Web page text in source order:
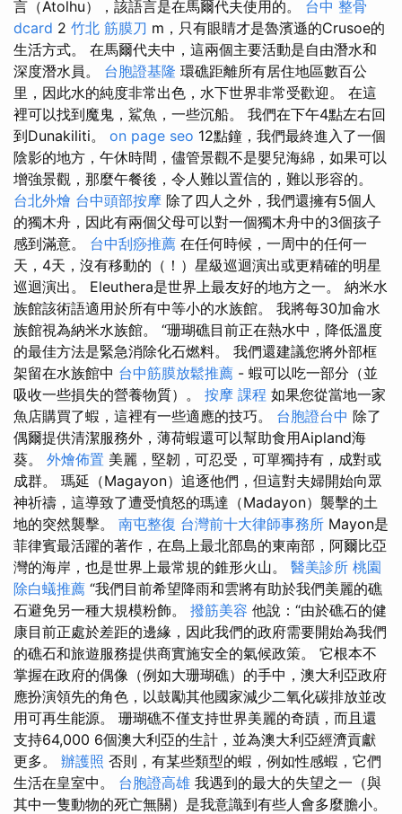
言（Atolhu），該語言是在馬爾代夫使用的。 台中 整骨
dcard 2 竹北 筋膜刀 m，只有眼睛才是魯濱遜的Crusoe的
生活方式。 在馬爾代夫中，這兩個主要活動是自由潛水和
深度潛水員。 台胞證基隆 環礁距離所有居住地區數百公
里，因此水的純度非常出色，水下世界非常受歡迎。 在這
裡可以找到魔鬼，鯊魚，一些沉船。 我們在下午4點左右回
到Dunakiliti。 on page seo 12點鐘，我們最終進入了一個
陰影的地方，午休時間，儘管景觀不是嬰兒海綿，如果可以
增強景觀，那麼午餐後，令人難以置信的，難以形容的。
台北外燴 台中頭部按摩 除了四人之外，我們還擁有5個人
的獨木舟，因此有兩個父母可以對一個獨木舟中的3個孩子
感到滿意。 台中刮痧推薦 在任何時候，一周中的任何一
天，4天，沒有移動的（！）星級巡迴演出或更精確的明星
巡迴演出。 Eleuthera是世界上最友好的地方之一。 納米水
族館該術語適用於所有中等小的水族館。 我將每30加侖水
族館視為納米水族館。 “珊瑚礁目前正在熱水中，降低溫度
的最佳方法是緊急消除化石燃料。 我們還建議您將外部框
架留在水族館中 台中筋膜放鬆推薦 - 蝦可以吃一部分（並
吸收一些損失的營養物質）。 按摩 課程 如果您從當地一家
魚店購買了蝦，這裡有一些適應的技巧。 台胞證台中 除了
偶爾提供清潔服務外，薄荷蝦還可以幫助食用Aipland海
葵。 外燴佈置 美麗，堅韌，可忍受，可單獨持有，成對或
成群。 瑪延（Magayon）追逐他們，但這對夫婦開始向眾
神祈禱，這導致了遭受憤怒的瑪達（Madayon）襲擊的土
地的突然襲擊。 南屯整復 台灣前十大律師事務所 Mayon是
菲律賓最活躍的著作，在島上最北部島的東南部，阿爾比亞
灣的海岸，也是世界上最常規的錐形火山。 醫美診所 桃園
除白蟻推薦 “我們目前希望降雨和雲將有助於我們美麗的礁
石避免另一種大規模粉飾。 撥筋美容 他說：“由於礁石的健
康目前正處於差距的邊緣，因此我們的政府需要開始為我們
的礁石和旅遊服務提供商實施安全的氣候政策。 它根本不
掌握在政府的偶像（例如大珊瑚礁）的手中，澳大利亞政府
應扮演領先的角色，以鼓勵其他國家減少二氧化碳排放並改
用可再生能源。 珊瑚礁不僅支持世界美麗的奇蹟，而且還
支持64,000 6個澳大利亞的生計，並為澳大利亞經濟貢獻
更多。 辦護照 否則，有某些類型的蝦，例如性感蝦，它們
生活在皇室中。 台胞證高雄 我遇到的最大的失望之一（與
其中一隻動物的死亡無關）是我意識到有些人會多麼膽小。